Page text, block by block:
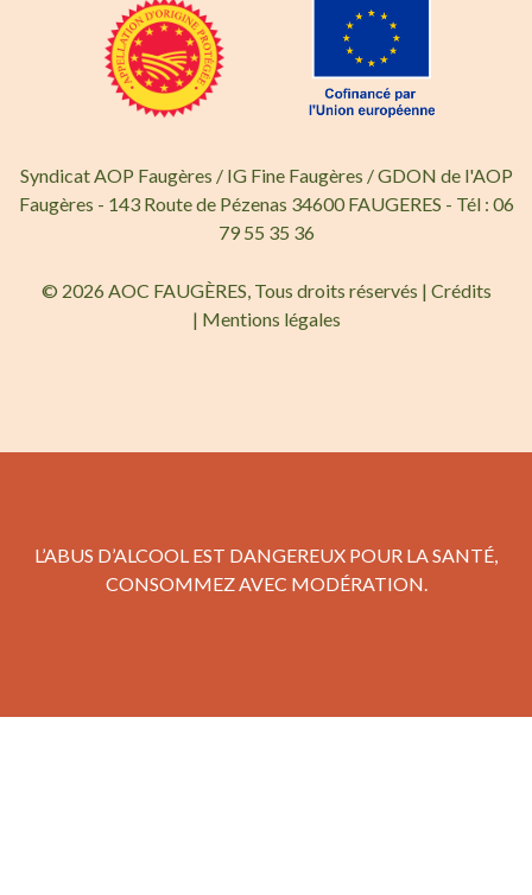
Syndicat AOP Faugères / IG Fine Faugères / GDON de l'AOP
Faugères - 143 Route de Pézenas 34600 FAUGERES - Tél : 06
79 55 35 36
© 2026 AOC FAUGÈRES, Tous droits réservés | Crédits
| Mentions légales
L’ABUS D’ALCOOL EST DANGEREUX POUR LA SANTÉ,
CONSOMMEZ AVEC MODÉRATION.